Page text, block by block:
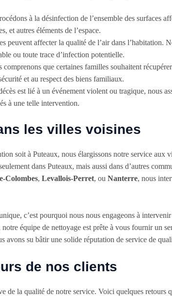
à la désinfection de l’ensemble des surfaces
et autres éléments de l’espace.
peuvent affecter la qualité de l’air dans l’habitation.
ou toute trace d’infection potentielle.
que certaines familles souhaitent
et au respect des biens familiaux.
est lié à un événement violent ou tragique, nous
à une telle intervention.
les villes voisines
soit à Puteaux, nous élargissons notre service aux
dans Puteaux, mais aussi dans d’autres
Colombes, Levallois-Perret, ou Nanterre, nous
c’est pourquoi nous nous engageons à
équipe de nettoyage est prête à vous fournir un
avons su bâtir une solide réputation de service de
de nos clients
de la qualité de notre service. Voici quelques retours